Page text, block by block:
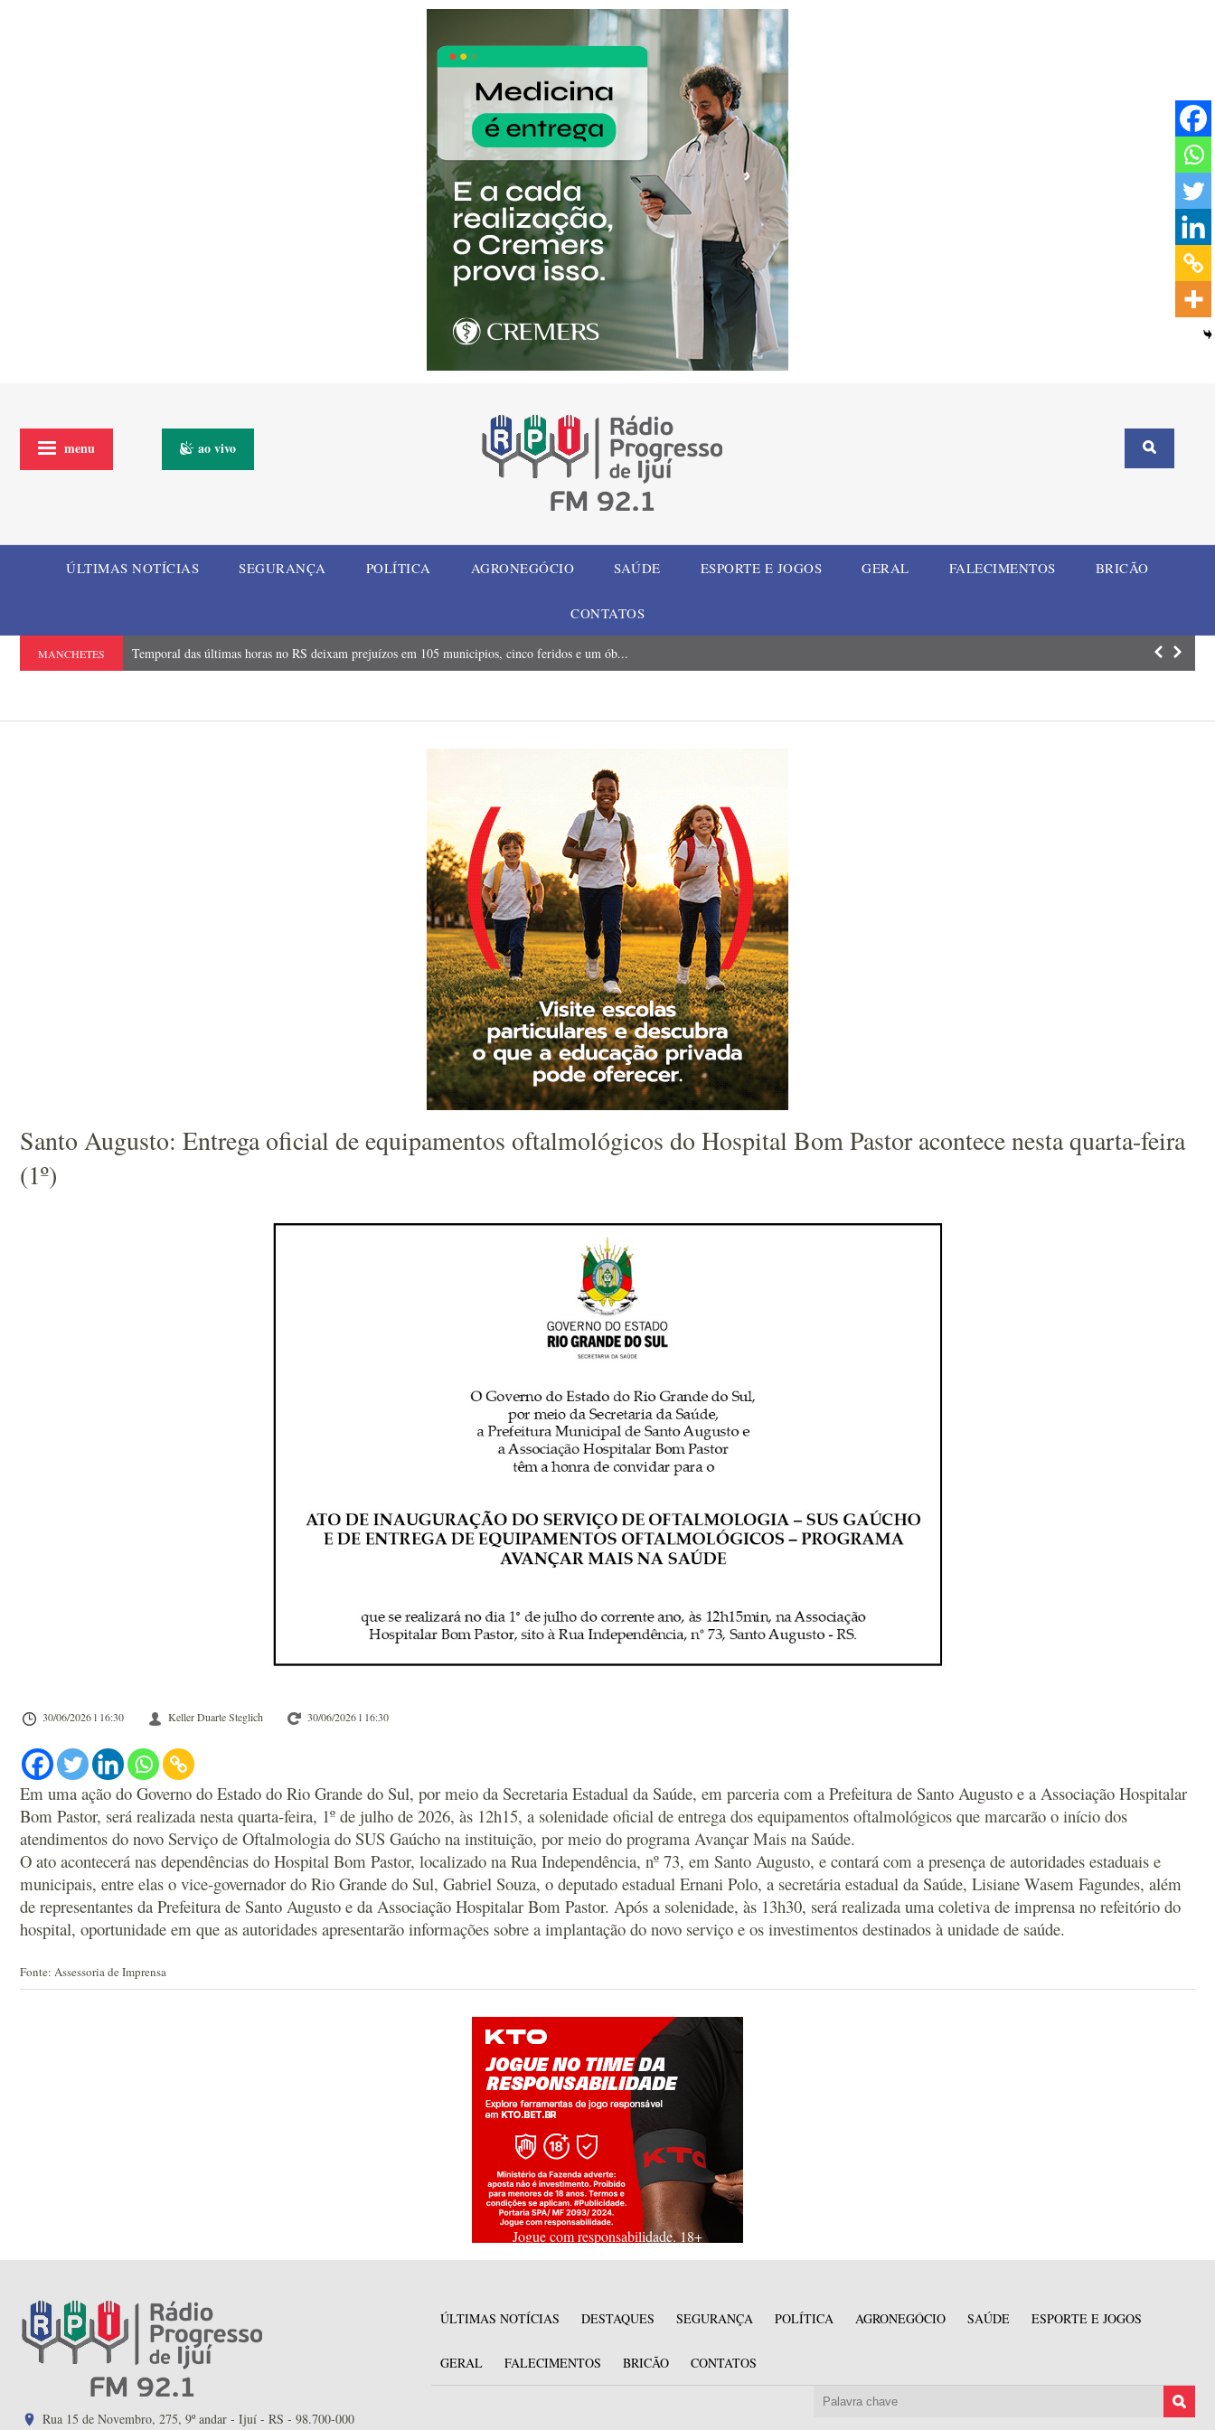
menu ao vivo
ÚLTIMAS NOTÍCIAS SEGURANÇA POLÍTICA AGRONEGÓCIO SAÚDE ESPORTE E JOGOS GERAL FALECIMENTOS BRICÃO
CONTATOS
MANCHETES Temporal das últimas horas no RS deixam prejuízos em 105 municipios, cinco feridos e um ób... Comércio de
Santo Augusto: Entrega oficial de equipamentos oftalmológicos do Hospital Bom Pastor acontece nesta quarta-feira
(1º)
30/06/2026 l 16:30 Keller Duarte Steglich 30/06/2026 l 16:30
Em uma ação do Governo do Estado do Rio Grande do Sul, por meio da Secretaria Estadual da Saúde, em parceria com a Prefeitura de Santo Augusto e a Associação Hospitalar
Bom Pastor, será realizada nesta quarta-feira, 1º de julho de 2026, às 12h15, a solenidade oficial de entrega dos equipamentos oftalmológicos que marcarão o início dos
atendimentos do novo Serviço de Oftalmologia do SUS Gaúcho na instituição, por meio do programa Avançar Mais na Saúde.
O ato acontecerá nas dependências do Hospital Bom Pastor, localizado na Rua Independência, nº 73, em Santo Augusto, e contará com a presença de autoridades estaduais e
municipais, entre elas o vice-governador do Rio Grande do Sul, Gabriel Souza, o deputado estadual Ernani Polo, a secretária estadual da Saúde, Lisiane Wasem Fagundes, além
de representantes da Prefeitura de Santo Augusto e da Associação Hospitalar Bom Pastor. Após a solenidade, às 13h30, será realizada uma coletiva de imprensa no refeitório do
hospital, oportunidade em que as autoridades apresentarão informações sobre a implantação do novo serviço e os investimentos destinados à unidade de saúde.
Fonte: Assessoria de Imprensa
Jogue com responsabilidade. 18+
Rua 15 de Novembro, 275, 9º andar - Ijuí - RS - 98.700-000
ÚLTIMAS NOTÍCIAS DESTAQUES SEGURANÇA POLÍTICA AGRONEGÓCIO SAÚDE ESPORTE E JOGOS
GERAL FALECIMENTOS BRICÃO CONTATOS